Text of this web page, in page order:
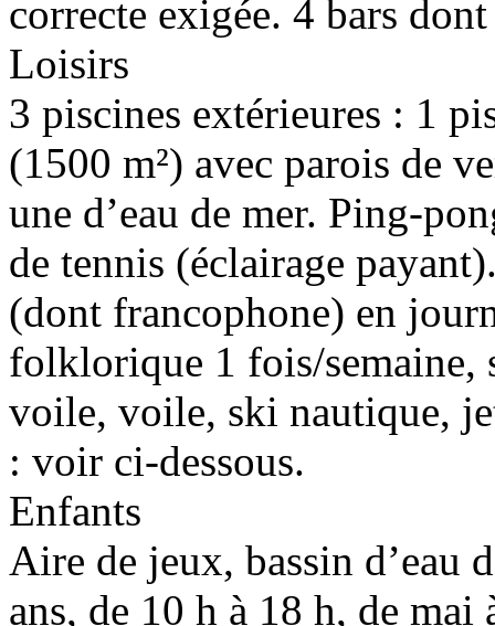
correcte exigée. 4 bars
Loisirs
3 piscines extérieures : 1
(1500 m²) avec parois de
une d’eau de mer. Ping-
de tennis (éclairage
(dont francophone) en
folklorique 1 fois/semaine,
voile, voile, ski nautique,
: voir ci-dessous.
Enfants
Aire de jeux, bassin d’eau
ans, de 10 h à 18 h, de